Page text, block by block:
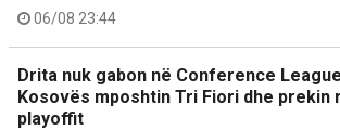
06/08 23:44
Drita nuk gabon në Conference
Kosovës mposhtin Tri Fiori dhe prekin
playoffit